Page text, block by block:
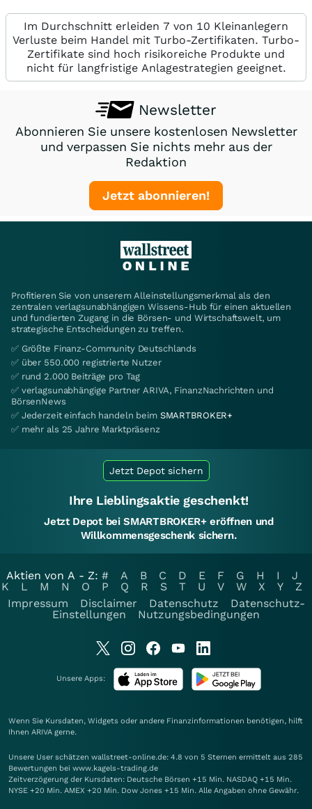
Im Durchschnitt erleiden 7 von 10 Kleinanlegern
Verluste beim Handel mit Turbo-Zertifikaten. Turbo-
Zertifikate sind hoch risikoreiche Produkte und
nicht für langfristige Anlagestrategien geeignet.
Newsletter
Abonnieren Sie unsere kostenlosen Newsletter
und verpassen Sie nichts mehr aus der
Redaktion
Jetzt abonnieren!
Profitieren Sie von unserem Alleinstellungsmerkmal als den
zentralen verlagsunabhängigen Wissens-Hub für einen aktuellen
und fundierten Zugang in die Börsen- und Wirtschaftswelt, um
strategische Entscheidungen zu treffen.
✅ Größte Finanz-Community Deutschlands
✅ über 550.000 registrierte Nutzer
✅ rund 2.000 Beiträge pro Tag
✅ verlagsunabhängige Partner ARIVA, FinanzNachrichten und
BörsenNews
✅ Jederzeit einfach handeln beim SMARTBROKER+
✅ mehr als 25 Jahre Marktpräsenz
Jetzt Depot sichern
Ihre Lieblingsaktie geschenkt!
Jetzt Depot bei SMARTBROKER+ eröffnen und
Willkommensgeschenk sichern.
Aktien von A - Z: # A B C D E F G H I
J
K
L M N O P Q R S T U V W X Y
Z
Impressum
Disclaimer Datenschutz
Datenschutz-
Einstellungen
Nutzungsbedingungen
Unsere Apps:
Wenn Sie Kursdaten, Widgets oder andere Finanzinformationen benötigen, hilft
Ihnen ARIVA gerne.
Unsere User schätzen wallstreet-online.de: 4.8 von 5 Sternen ermittelt aus 285
Bewertungen bei www.kagels-trading.de
Zeitverzögerung der Kursdaten: Deutsche Börsen +15 Min. NASDAQ +15 Min.
NYSE +20 Min. AMEX +20 Min. Dow Jones +15 Min. Alle Angaben ohne Gewähr.